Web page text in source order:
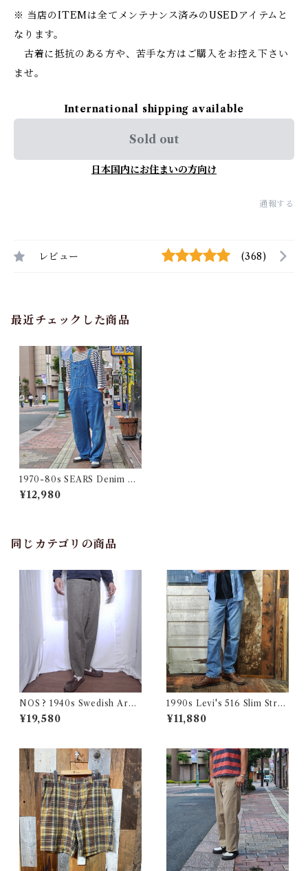
※ 当店のITEMは全てメンテナンス済みのUSEDアイテムと
なります。
古着に抵抗のある方や、苦手な方はご購入をお控え下さい
ませ。
International shipping available
Sold out
日本国内にお住まいの方向け
通報する
レビュー (368)
最近チェックした商品
1970-80s SEARS Denim Bi
b Over-Alls 実寸W44 / シア
ーズ デニム オーバーオール U
¥12,980
同じカテゴリの商品
NOS ? 1940s Swedish Arm
y Wool Pants / デッドストッ
ク？ユーロ ミリタリー スウェ
¥19,580
1990s Levi's 516 Slim Strai
ght Made in CANADA 実寸
W32 L31.5 / リーバイス デニ
¥11,880